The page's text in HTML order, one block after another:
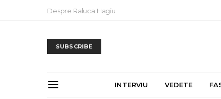
Despre Raluca Hagiu
SUBSCRIBE
INTERVIU VEDETE